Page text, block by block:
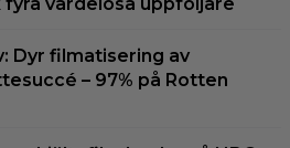
Dyr filmatisering av
– 97% på Rotten